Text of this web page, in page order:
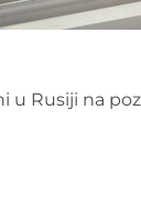
u Rusiji na